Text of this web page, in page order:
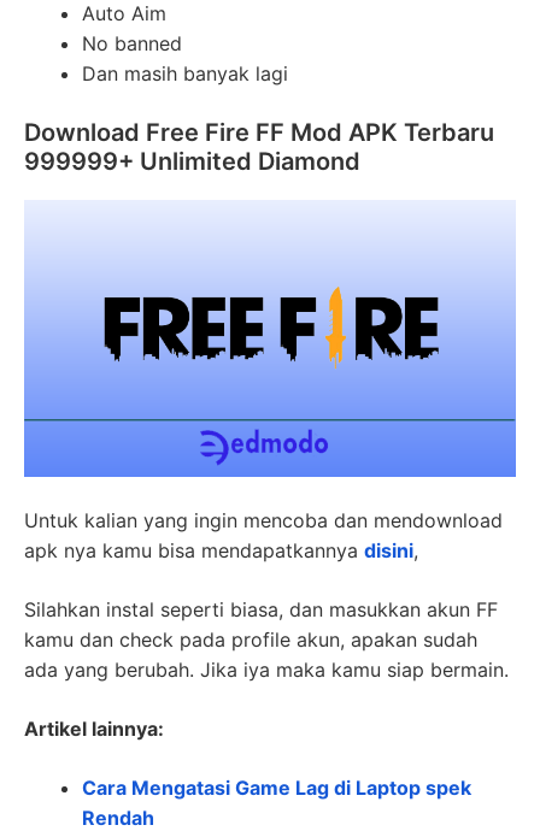
Auto Aim
No banned
Dan masih banyak lagi
Download Free Fire FF Mod APK Terbaru
999999+ Unlimited Diamond
Untuk kalian yang ingin mencoba dan mendownload
apk nya kamu bisa mendapatkannya disini,
Silahkan instal seperti biasa, dan masukkan akun FF
kamu dan check pada profile akun, apakan sudah
ada yang berubah. Jika iya maka kamu siap bermain.
Artikel lainnya:
Cara Mengatasi Game Lag di Laptop spek
Rendah